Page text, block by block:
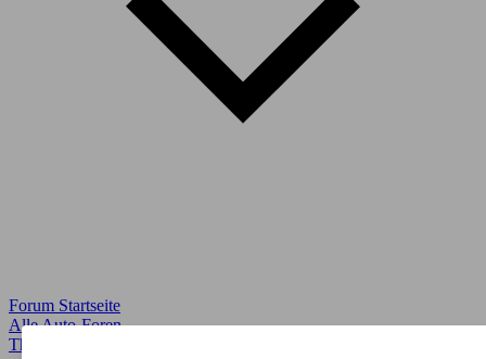
Forum Startseite
Alle Auto-Foren
Themen-Forum